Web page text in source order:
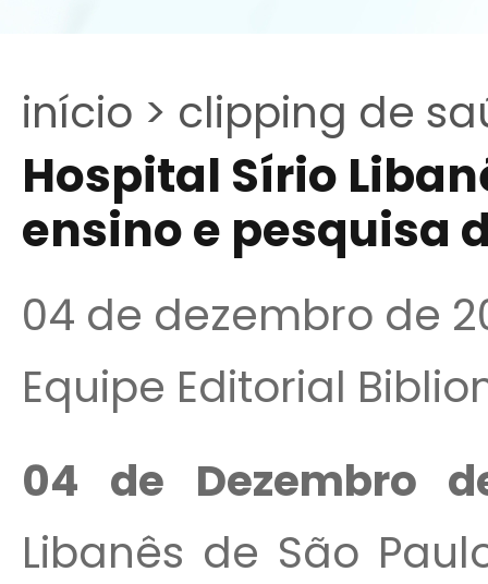
início > clipping de
Hospital Sírio
ensino e pesquisa
04 de dezembro de
Equipe Editorial
04 de Dezembro
Libanês de São